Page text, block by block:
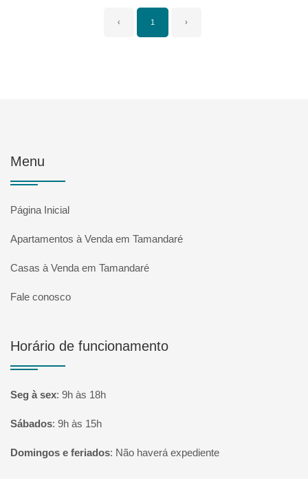
‹ 1 ›
Menu
Página Inicial
Apartamentos à Venda em Tamandaré
Casas à Venda em Tamandaré
Fale conosco
Horário de funcionamento
Seg à sex: 9h às 18h
Sábados: 9h às 15h
Domingos e feriados: Não haverá expediente